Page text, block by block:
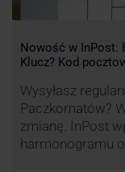
Nowość w InPost:
Klucz? Kod
Wysyłasz
Paczkomatów?
zmianę. InPost
harmonogramu